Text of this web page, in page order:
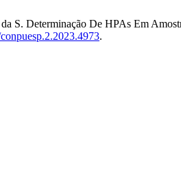
Determinação De HPAs Em
.